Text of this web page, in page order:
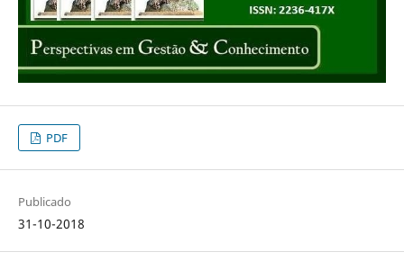
PDF
Publicado
31-10-2018